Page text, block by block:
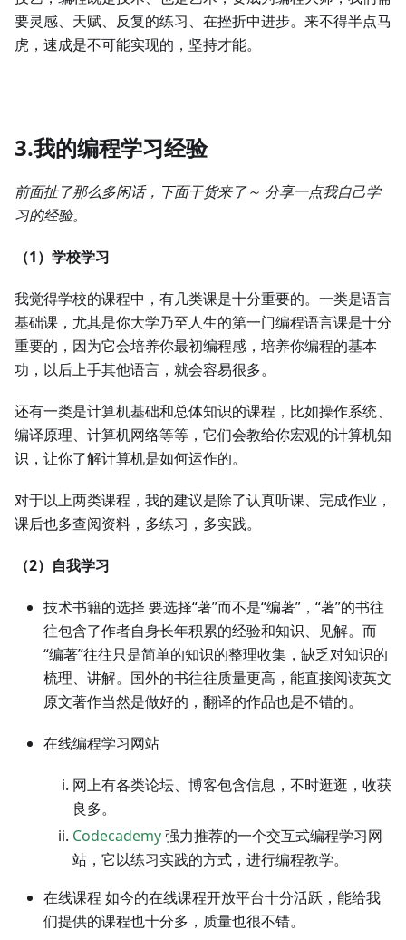
要灵感、天赋、反复的练习、在挫折中进步。来不得半点马
虎，速成是不可能实现的，坚持才能。
3.我的编程学习经验
前面扯了那么多闲话，下面干货来了～ 分享一点我自己学
习的经验。
（1）学校学习
我觉得学校的课程中，有几类课是十分重要的。一类是语言
基础课，尤其是你大学乃至人生的第一门编程语言课是十分
重要的，因为它会培养你最初编程感，培养你编程的基本
功，以后上手其他语言，就会容易很多。
还有一类是计算机基础和总体知识的课程，比如操作系统、
编译原理、计算机网络等等，它们会教给你宏观的计算机知
识，让你了解计算机是如何运作的。
对于以上两类课程，我的建议是除了认真听课、完成作业，
课后也多查阅资料，多练习，多实践。
（2）自我学习
技术书籍的选择 要选择“著”而不是“编著”，“著”的书往
往包含了作者自身长年积累的经验和知识、见解。而
“编著”往往只是简单的知识的整理收集，缺乏对知识的
梳理、讲解。国外的书往往质量更高，能直接阅读英文
原文著作当然是做好的，翻译的作品也是不错的。
在线编程学习网站
网上有各类论坛、博客包含信息，不时逛逛，收获
良多。
Codecademy强力推荐的一个交互式编程学习网
站，它以练习实践的方式，进行编程教学。
在线课程 如今的在线课程开放平台十分活跃，能给我
们提供的课程也十分多，质量也很不错。